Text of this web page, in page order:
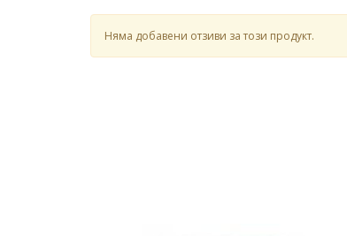
Няма добавени отзиви за този продукт.